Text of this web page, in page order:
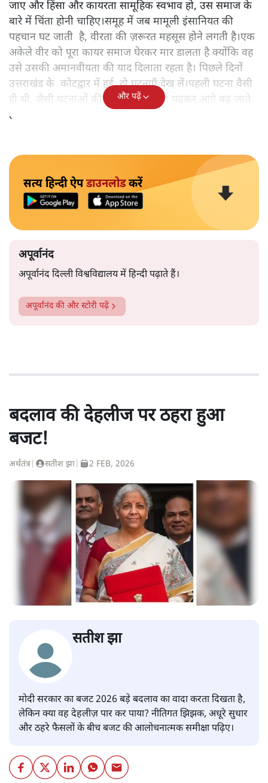
जाए और हिंसा और कायरता सामूहिक स्वभाव हो, उस समाज के
बारे में चिंता होनी चाहिए।समूह में जब मामूली इंसानियत की
पहचान घट जाती है, वीरता की ज़रूरत महसूस होने लगती है।एक
अकेले वीर को पूरा कायर समाज घेरकर मार डालता है क्योंकि वह
उसे उसकी अमानवीयता की याद दिलाता रहता है। पिछले दिनों
उत्तराखंड के कोटद्वार में हुई दो घटनाएँ देख लें।पहली घटना वैसी
ही थी, जैसी घटनाओं की खबर हम रोज़ाना पढ़कर आगे बढ़ जाते
हैं।भारत के तक़रीबन हर हिस्से से ऐसी खबर आती ही रहती है।
और पढ़ें
सत्य हिन्दी ऐपडाउनलोडकरें
अपूर्वानंद
अपूर्वानंद दिल्ली विश्वविद्यालय में हिन्दी पढ़ाते हैं।
अपूर्वानंदकी और स्टोरी पढ़ें
बदलाव की देहलीज पर ठहरा हुआ
बजट!
अर्थतंत्र सतीश झा 2 FEB, 2026
सतीश झा
मोदी सरकार का बजट 2026 बड़े बदलाव का वादा करता दिखता है,
लेकिन क्या वह देहलीज़ पार कर पाया? नीतिगत झिझक, अधूरे सुधार
और ठहरे फैसलों के बीच बजट की आलोचनात्मक समीक्षा पढ़िए।